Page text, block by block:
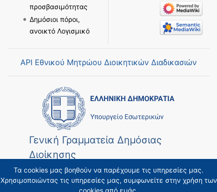
Τα cookies μας βοηθούν να παρέχουμε τις υπηρεσίες μας.
Χρησιμοποιώντας τις υπηρεσίες μας, συμφωνείτε στην χρήση των
προσβασιμότητας
Δημόσιοι πόροι,
ανοικτό Λογισμικό
API Εθνικού Μητρώου Διοικητικών Διαδικασιών
Γενική Γραμματεία Δημόσιας
Διοίκησης